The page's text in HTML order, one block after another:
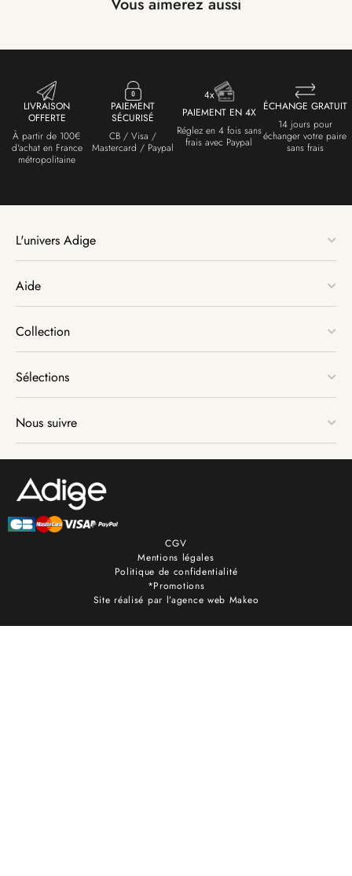
Vous aimerez aussi
LIVRAISON
OFFERTE
À partir de 100€
d'achat en France
métropolitaine
PAIEMENT
SÉCURISÉ
CB / Visa /
Mastercard / Paypal
PAIEMENT EN 4X
Réglez en 4 fois sans
frais avec Paypal
ÉCHANGE GRATUIT
14 jours pour
échanger votre paire
sans frais
L'univers Adige
Aide
Collection
Sélections
Nous suivre
CGV
Mentions légales
Politique de confidentialité
*Promotions
Site réalisé par l’agence web Makeo